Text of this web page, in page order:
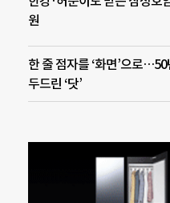
원
한 줄 점자를 ‘화면’으로
두드린 ‘닷’